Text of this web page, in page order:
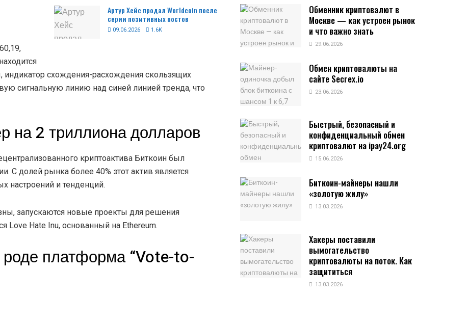
Артур Хейс продал Worldcoin после
серии позитивных постов
09.06.2026 1.6K
индикатор схождения-расхождения скользящих
сигнальную линию над синей линией тренда, что
на 2 триллиона долларов
криптоактива Биткоин был
С долей рынка более 40% этот актив является
настроений и тенденций.
запускаются новые проекты для решения
Love Hate Inu, основанный на Ethereum.
платформа “Vote-to-
Обменник криптовалют в
Москве — как устроен рынок
и что важно знать
29.06.2026
Обмен криптовалюты на
сайте Secrex.io
23.06.2026
Быстрый, безопасный и
конфиденциальный обмен
криптовалют на ipay24.org
15.06.2026
Биткоин-майнеры нашли
«золотую жилу»
13.03.2026
Хакеры поставили
вымогательство
криптовалюты на поток. Как
защититься
13.03.2026